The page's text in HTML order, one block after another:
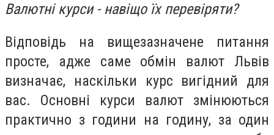
Валютні курси - навіщо їх перевіряти?
Відповідь на вищезазначене питання
просте, адже саме обмін валют Львів
визначає, наскільки курс вигідний для
вас. Основні курси валют змінюються
практично з години на годину, за один